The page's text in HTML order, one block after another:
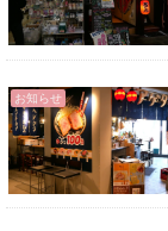
お知らせ